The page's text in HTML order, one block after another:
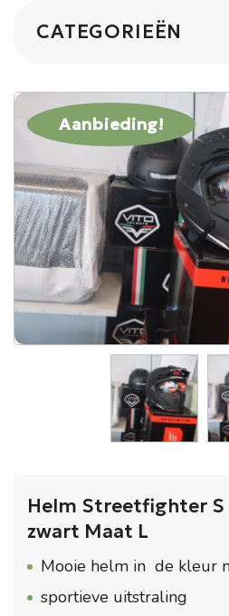
CATEGORIEËN
Aanbieding!
Helm Streetfighter
zwart Maat L
Mooie helm in de kleur
sportieve uitstraling